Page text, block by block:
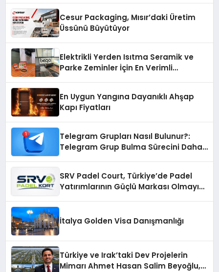
Cesur Packaging, Mısır’daki Üretim
Üssünü Büyütüyor
Elektrikli Yerden Isıtma Seramik ve
Parke Zeminler İçin En Verimli
En Uygun Yangına Dayanıklı Ahşap
Kapı Fiyatları
Telegram Grupları Nasıl Bulunur?:
Telegram Grup Bulma Sürecini Daha
SRV Padel Court, Türkiye’de Padel
Yatırımlarının Güçlü Markası Olmayı
İtalya Golden Visa Danışmanlığı
Türkiye ve Irak’taki Dev Projelerin
Mimarı Ahmet Hasan Salim Beyoğlu,